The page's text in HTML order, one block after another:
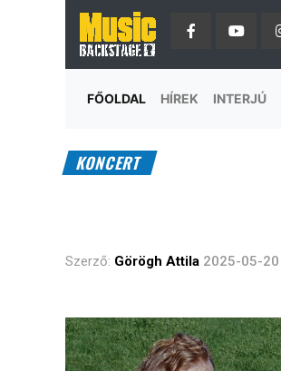
FŐOLDAL HÍREK INTERJÚ
KONCERT
Szerző: Görögh Attila 2025-05-20